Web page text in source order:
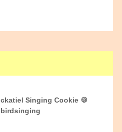
Singing Cookie 🍪